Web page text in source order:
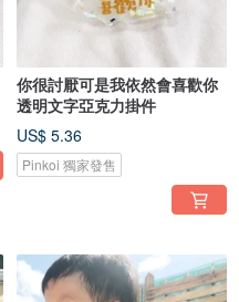
你很討厭可是我依然會喜歡你
透明文字亞克力掛件
US$ 5.36
Pinkoi 獨家發售